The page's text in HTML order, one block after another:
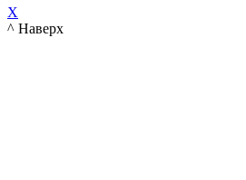
X
^ Наверх